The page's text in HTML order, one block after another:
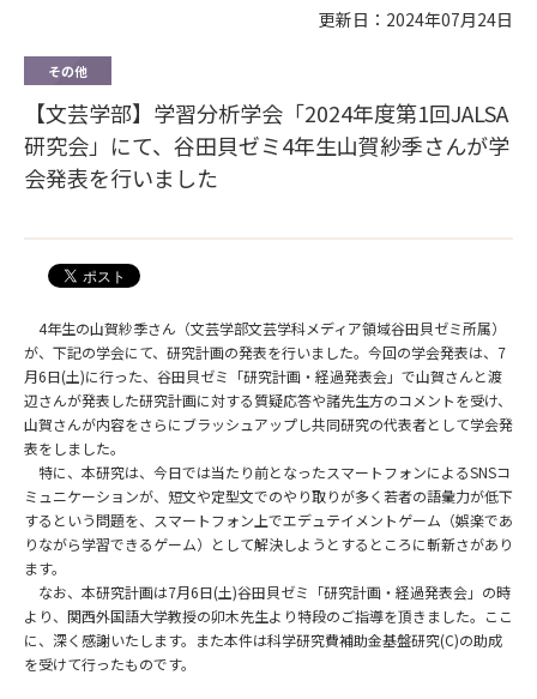
更新日：2024年07月24日
その他
【文芸学部】学習分析学会「2024年度第1回JALSA
研究会」にて、谷田貝ゼミ4年生山賀紗季さんが学
会発表を行いました
4年生の山賀紗季さん（文芸学部文芸学科メディア領域谷田貝ゼミ所属）
が、下記の学会にて、研究計画の発表を行いました。今回の学会発表は、7
月6日(土)に行った、谷田貝ゼミ「研究計画・経過発表会」で山賀さんと渡
辺さんが発表した研究計画に対する質疑応答や諸先生方のコメントを受け、
山賀さんが内容をさらにブラッシュアップし共同研究の代表者として学会発
表をしました。
特に、本研究は、今日では当たり前となったスマートフォンによるSNSコ
ミュニケーションが、短文や定型文でのやり取りが多く若者の語彙力が低下
するという問題を、スマートフォン上でエデュテイメントゲーム（娯楽であ
りながら学習できるゲーム）として解決しようとするところに斬新さがあり
ます。
なお、本研究計画は7月6日(土)谷田貝ゼミ「研究計画・経過発表会」の時
より、関西外国語大学教授の卯木先生より特段のご指導を頂きました。ここ
に、深く感謝いたします。また本件は科学研究費補助金基盤研究(C)の助成
を受けて行ったものです。